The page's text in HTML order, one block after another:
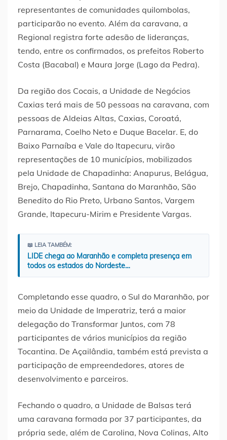
representantes de comunidades quilombolas,
participarão no evento. Além da caravana, a
Regional registra forte adesão de lideranças,
tendo, entre os confirmados, os prefeitos Roberto
Costa (Bacabal) e Maura Jorge (Lago da Pedra).
Da região dos Cocais, a Unidade de Negócios
Caxias terá mais de 50 pessoas na caravana, com
pessoas de Aldeias Altas, Caxias, Coroatá,
Parnarama, Coelho Neto e Duque Bacelar. E, do
Baixo Parnaíba e Vale do Itapecuru, virão
representações de 10 municípios, mobilizados
pela Unidade de Chapadinha: Anapurus, Belágua,
Brejo, Chapadinha, Santana do Maranhão, São
Benedito do Rio Preto, Urbano Santos, Vargem
Grande, Itapecuru-Mirim e Presidente Vargas.
📖 LEIA TAMBÉM:
LIDE chega ao Maranhão e completa presença em
todos os estados do Nordeste…
Completando esse quadro, o Sul do Maranhão, por
meio da Unidade de Imperatriz, terá a maior
delegação do Transformar Juntos, com 78
participantes de vários municípios da região
Tocantina. De Açailândia, também está prevista a
participação de empreendedores, atores de
desenvolvimento e parceiros.
Fechando o quadro, a Unidade de Balsas terá
uma caravana formada por 37 participantes, da
própria sede, além de Carolina, Nova Colinas, Alto